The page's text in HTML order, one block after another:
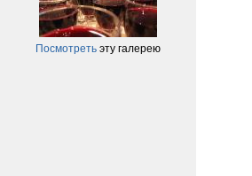
Посмотреть эту галерею